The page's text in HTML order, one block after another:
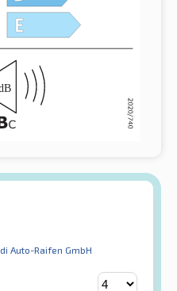
di Auto-Raifen GmbH